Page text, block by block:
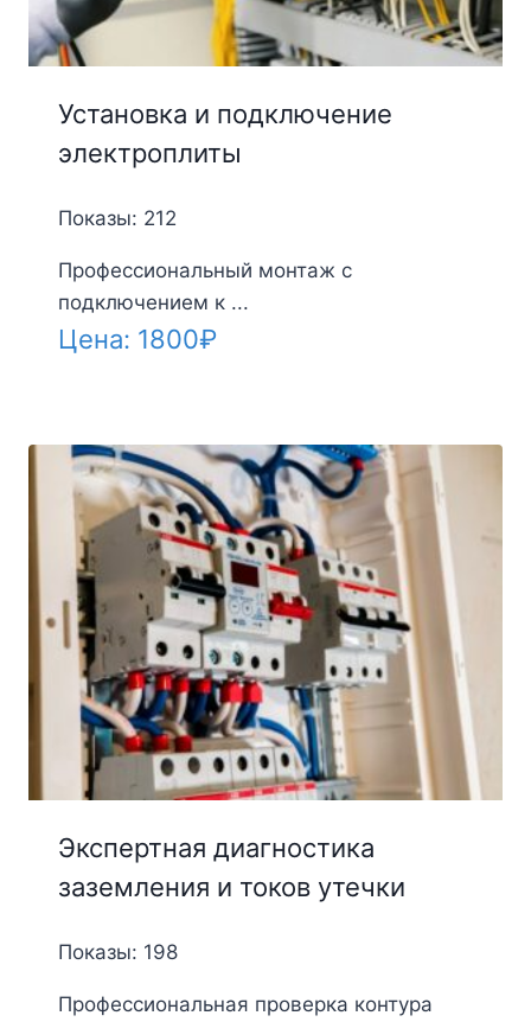
Установка и подключение
электроплиты
Показы: 212
Профессиональный монтаж с
подключением к ...
Цена: 1800₽
Экспертная диагностика
заземления и токов утечки
Показы: 198
Профессиональная проверка контура